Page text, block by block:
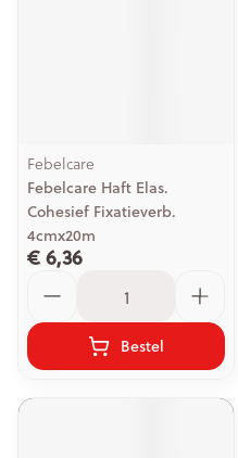
Febelcare
Febelcare Haft Elas.
Cohesief Fixatieverb.
4cmx20m
€ 6,36
Bestel